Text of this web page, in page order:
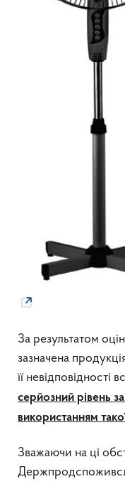
За результатом
зазначена
її невідповідності
серйозний рівень
використанням
Зважаючи на ці